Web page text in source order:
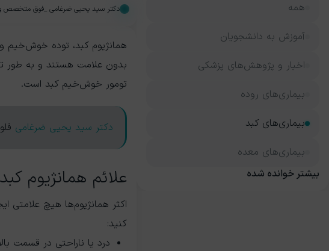
همه
آموزش به دانشجویان
اخبار و پژوهش‌های پزشکی
بیماری‌های روده
بیماری‌های کبد
بیماری‌های معده
بیشتر خوانده شده
دکتر سید یحیی ضرغامی _فوق متخصص
همانژیوم کبد، توده خوش‌خیم
بدون علامت هستند و به طور
تومور خوش‌خیم کبد است.
دکتر سید یحیی ضرغامی
علائم همانژیوم
کنید:
درد یا ناراحتی در قسمت